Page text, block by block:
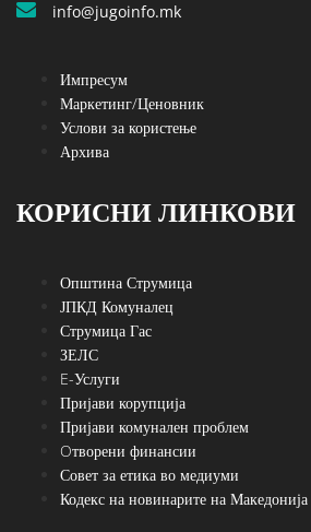
info@jugoinfo.mk
Импресум
Маркетинг/Ценовник
Услови за користење
Архива
КОРИСНИ ЛИНКОВИ
Општина Струмица
ЈПКД Комуналец
Струмица Гас
ЗЕЛС
E-Услуги
Пријави корупција
Пријави комунален проблем
Oтворени финансии
Совет за етика во медиуми
Кодекс на новинарите на Македонија